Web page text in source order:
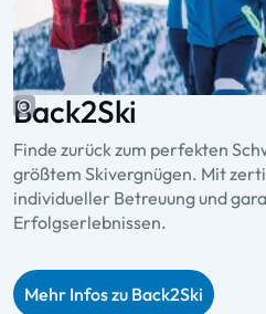
Back2Ski
Finde zurück zum perfekten
größtem Skivergnügen. Mit
individueller Betreuung und
Erfolgserlebnissen.
Mehr Infos zu Back2Ski